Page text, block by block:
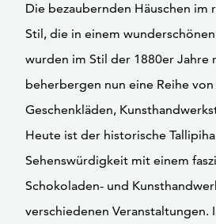
Die bezaubernden Häuschen im
Stil, die in einem
wurden im Stil der 1880er Jahre
beherbergen nun eine Reihe
Geschenkläden,
Heute ist der historische
Sehenswürdigkeit mit einem
Schokoladen- und
verschiedenen Veranstaltungen.